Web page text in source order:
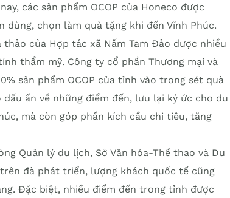
các sản phẩm OCOP của Honeco được
chọn làm quà tặng khi đến Vĩnh Phúc.
của Hợp tác xã Nấm Tam Đảo được nhiều
thẩm mỹ. Công ty cổ phần Thương mại và
sản phẩm OCOP của tỉnh vào trong sét quà
ấn về những điểm đến, lưu lại ký ức cho du
mà còn góp phần kích cầu chi tiêu, tăng
Quản lý du lịch, Sở Văn hóa-Thể thao và Du
đà phát triển, lượng khách quốc tế cũng
Đặc biệt, nhiều điểm đến trong tỉnh được